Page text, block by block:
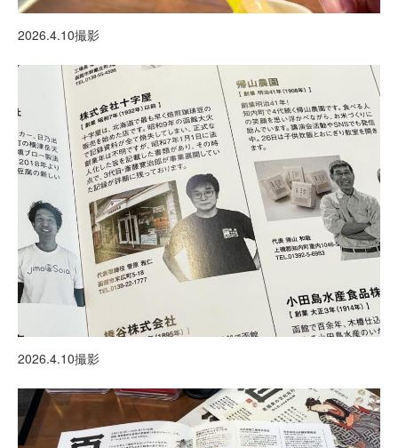
2026.4.10撮影
2026.4.10撮影